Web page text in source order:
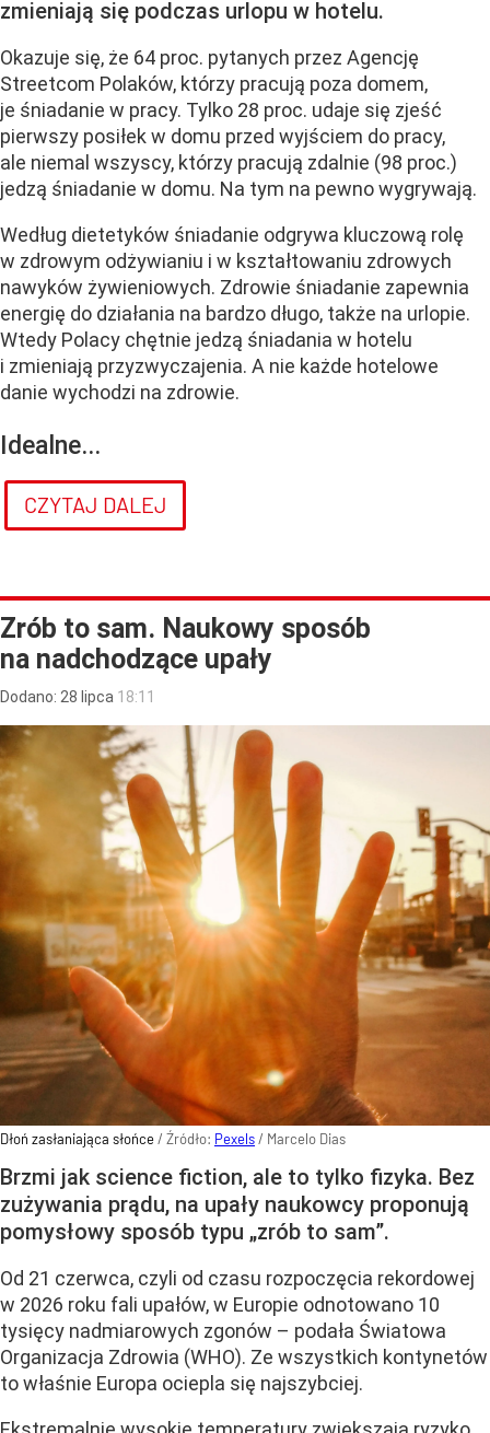
zmieniają się podczas urlopu w hotelu.
Okazuje się, że 64 proc. pytanych przez Agencję
Streetcom Polaków, którzy pracują poza domem,
je śniadanie w pracy. Tylko 28 proc. udaje się zjeść
pierwszy posiłek w domu przed wyjściem do pracy,
ale niemal wszyscy, którzy pracują zdalnie (98 proc.)
jedzą śniadanie w domu. Na tym na pewno wygrywają.
Według dietetyków śniadanie odgrywa kluczową rolę
w zdrowym odżywianiu i w kształtowaniu zdrowych
nawyków żywieniowych. Zdrowie śniadanie zapewnia
energię do działania na bardzo długo, także na urlopie.
Wtedy Polacy chętnie jedzą śniadania w hotelu
i zmieniają przyzwyczajenia. A nie każde hotelowe
danie wychodzi na zdrowie.
Idealne...
CZYTAJ DALEJ
Zrób to sam. Naukowy sposób
na nadchodzące upały
Dodano: 28 lipca 18:11
Dłoń zasłaniająca słońce/ Źródło: Pexels/ Marcelo Dias
Brzmi jak science fiction, ale to tylko fizyka. Bez
zużywania prądu, na upały naukowcy proponują
pomysłowy sposób typu „zrób to sam”.
Od 21 czerwca, czyli od czasu rozpoczęcia rekordowej
w 2026 roku fali upałów, w Europie odnotowano 10
tysięcy nadmiarowych zgonów – podała Światowa
Organizacja Zdrowia (WHO). Ze wszystkich kontynetów
to właśnie Europa ociepla się najszybciej.